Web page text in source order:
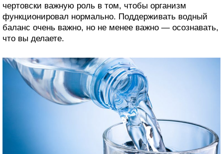
чертовски важную роль в том, чтобы организм
функционировал нормально. Поддерживать водный
баланс очень важно, но не менее важно — осознавать,
что вы делаете.